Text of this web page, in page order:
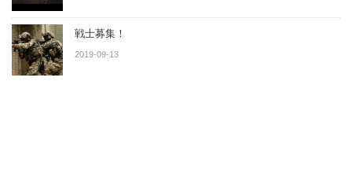
戦士募集！
2019-09-13